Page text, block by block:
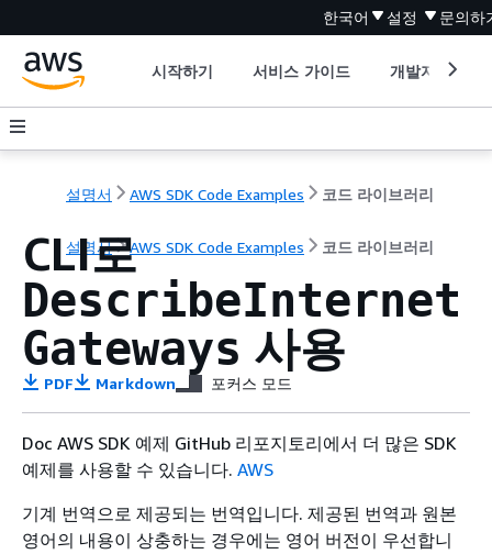
한국어 설정 문의하
시작하기 서비스 가이드 개발자 도구
설명서 AWS SDK Code Examples 코드 라이브러리
설명서 AWS SDK Code Examples 코드 라이브러리
CLI로
DescribeInternet
Gateways 사용
PDF Markdown 포커스 모드
Doc AWS SDK 예제 GitHub 리포지토리에서 더 많은 SDK
예제를 사용할 수 있습니다. AWS
기계 번역으로 제공되는 번역입니다. 제공된 번역과 원본
영어의 내용이 상충하는 경우에는 영어 버전이 우선합니